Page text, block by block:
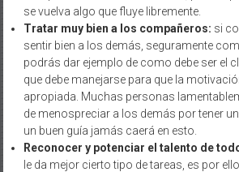
se vuelva algo que fluye libremente.
Tratar muy bien a los compañeros: si
sentir bien a los demás, seguramente
podrás dar ejemplo de como debe ser el
que debe manejarse para que la
apropiada. Muchas personas
de menospreciar a los demás por tener
un buen guía jamás caerá en esto.
Reconocer y potenciar el talento de
le da mejor cierto tipo de tareas, es por